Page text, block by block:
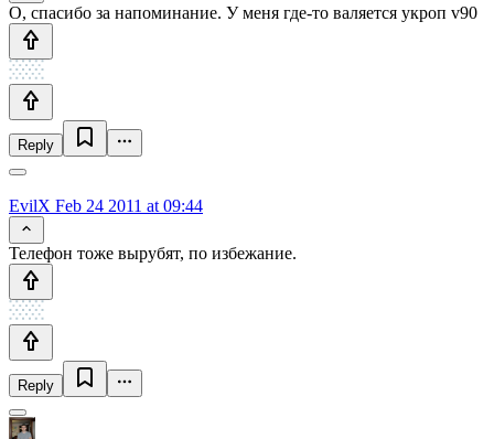
О, спасибо за напоминание. У меня где-то валяется укроп v90
Reply
EvilX Feb 24 2011 at 09:44
Телефон тоже вырубят, по избежание.
Reply